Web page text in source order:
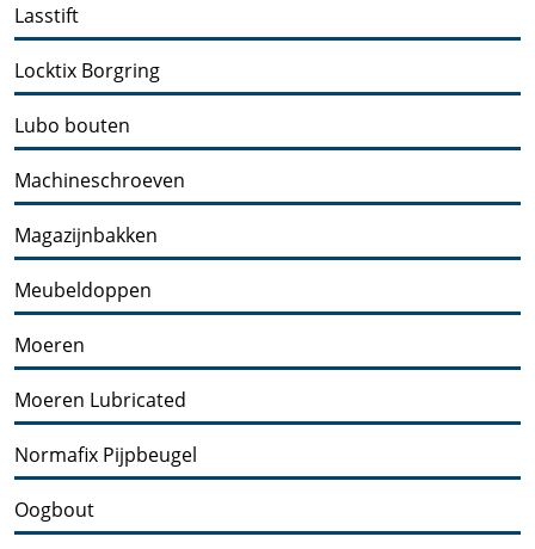
Lasstift
Locktix Borgring
Lubo bouten
Machineschroeven
Magazijnbakken
Meubeldoppen
Moeren
Moeren Lubricated
Normafix Pijpbeugel
Oogbout